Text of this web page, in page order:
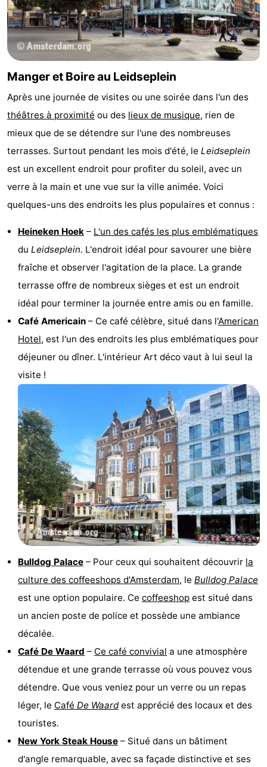
Manger et Boire au Leidseplein
Après une journée de visites ou une soirée dans l'un des
théâtres à proximité ou des lieux de musique, rien de
mieux que de se détendre sur l'une des nombreuses
terrasses. Surtout pendant les mois d'été, le Leidseplein
est un excellent endroit pour profiter du soleil, avec un
verre à la main et une vue sur la ville animée. Voici
quelques-uns des endroits les plus populaires et connus :
Heineken Hoek – L'un des cafés les plus emblématiques
du Leidseplein. L'endroit idéal pour savourer une bière
fraîche et observer l'agitation de la place. La grande
terrasse offre de nombreux sièges et est un endroit
idéal pour terminer la journée entre amis ou en famille.
Café Americain – Ce café célèbre, situé dans l'American
Hotel, est l'un des endroits les plus emblématiques pour
déjeuner ou dîner. L'intérieur Art déco vaut à lui seul la
visite !
Bulldog Palace – Pour ceux qui souhaitent découvrir la
culture des coffeeshops d'Amsterdam, le Bulldog Palace
est une option populaire. Ce coffeeshop est situé dans
un ancien poste de police et possède une ambiance
décalée.
Café De Waard – Ce café convivial a une atmosphère
détendue et une grande terrasse où vous pouvez vous
détendre. Que vous veniez pour un verre ou un repas
léger, le Café De Waardest apprécié des locaux et des
touristes.
New York Steak House – Situé dans un bâtiment
d'angle remarquable, avec sa façade distinctive et ses